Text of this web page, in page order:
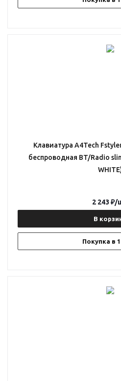
Клавиатура A4Tech
беспроводная BT/Radio
В
Покупка в
2 243 ₽/